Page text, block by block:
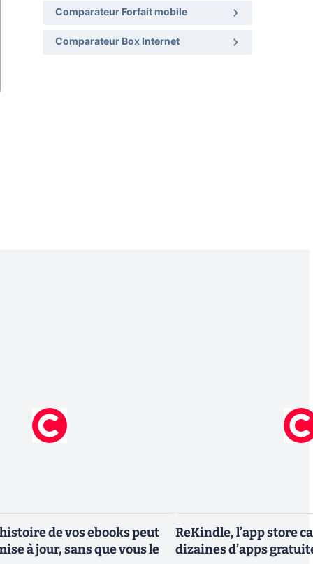
Comparateur Forfait mobile
Comparateur Box Internet
de vos ebooks peut
à jour, sans que vous le
ReKindle, l’app store
dizaines d’apps